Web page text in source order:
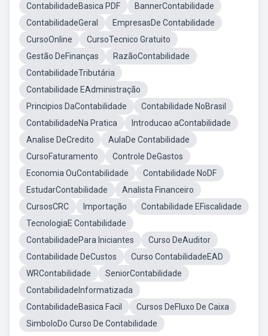
ContabilidadeBasica PDF
BannerContabilidade
ContabilidadeGeral
EmpresasDe Contabilidade
CursoOnline
CursoTecnico Gratuito
Gestão DeFinanças
RazãoContabilidade
ContabilidadeTributária
Contabilidade EAdministração
Principios DaContabilidade
Contabilidade NoBrasil
ContabilidadeNa Pratica
Introducao aContabilidade
Analise DeCredito
AulaDe Contabilidade
CursoFaturamento
Controle DeGastos
Economia OuContabilidade
Contabilidade NoDF
EstudarContabilidade
Analista Financeiro
CursosCRC
Importação
Contabilidade EFiscalidade
TecnologiaE Contabilidade
ContabilidadePara Iniciantes
Curso DeAuditor
Contabilidade DeCustos
Curso ContabilidadeEAD
WRContabilidade
SeniorContabilidade
ContabilidadeInformatizada
ContabilidadeBasica Facil
Cursos DeFluxo De Caixa
SimboloDo Curso De Contabilidade